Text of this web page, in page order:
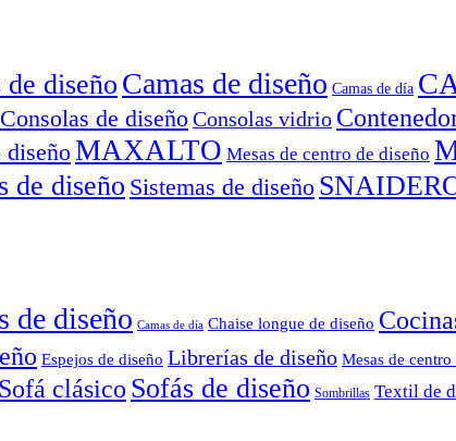
de diseñoCamas de diseño Camas de día
Consolas de diseñoConsolas vidrio
diseñoMAXALTO Mesas de centro de diseño
de diseño Sistemas de diseño
de diseño Camas de día Chaise longue de diseño
Espejos de diseño Librerías de diseño Mesas de centro
Sofá clásico Sofás de diseño Sombrillas Textil de